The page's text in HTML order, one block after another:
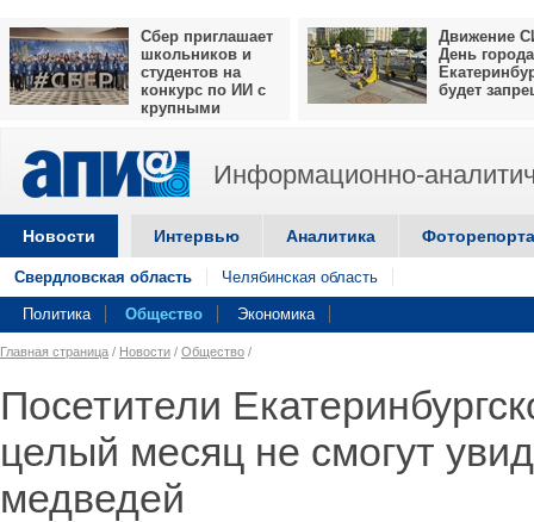
Сбер приглашает
школьников и
студентов на
конкурс по ИИ с
крупными
Движение
День города
будет
Информационно-
Новости Интервью Аналитика
Свердловская область Челябинская область
Политика Общество Экономика
Главная страница / Новости / Общество /
Посетители
целый месяц не смогут
медведей